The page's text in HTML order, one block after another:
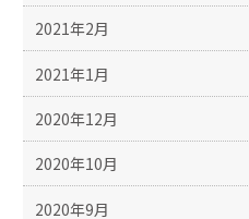
2021年2月
2021年1月
2020年12月
2020年10月
2020年9月